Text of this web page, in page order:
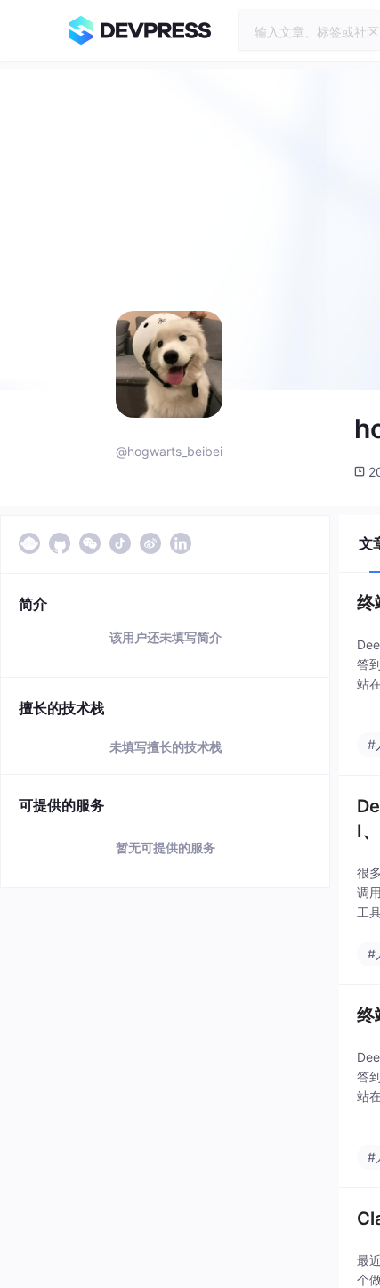
@hogwarts_beibei
简介
该用户还未填写简介
擅长的技术栈
未填写擅长的技术栈
可提供的服务
暂无可提供的服务
文
终
答
站
#
I
很
调
工
#
终
答
站
#
最
个